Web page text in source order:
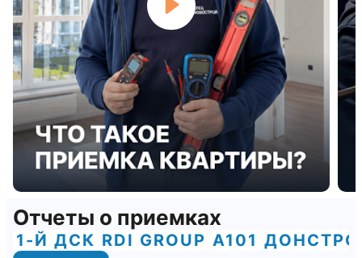
Отчеты о приемках
1-Й ДСК RDI GROUP А101